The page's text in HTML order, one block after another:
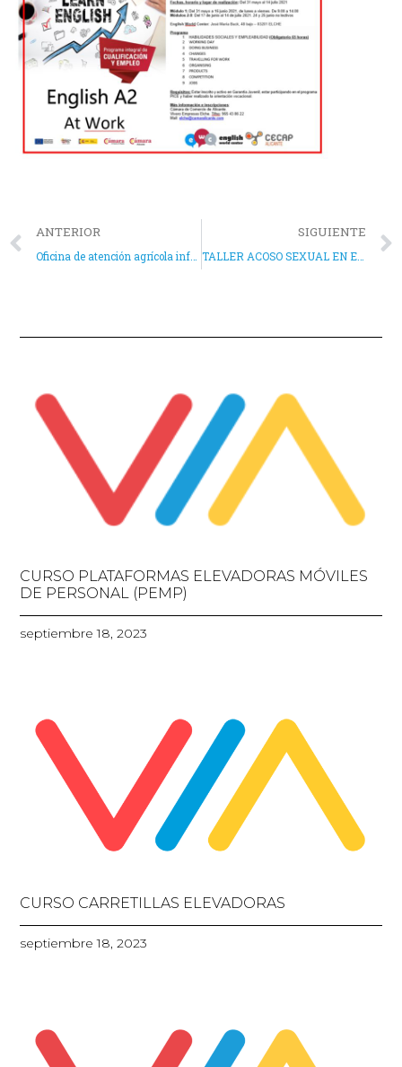
ANTERIOR SIGUIENTE
TALLER ACOSO SEXUAL EN EL ÁMBITO LABORAL
CURSO PLATAFORMAS ELEVADORAS MÓVILES
DE PERSONAL (PEMP)
septiembre 18, 2023
CURSO CARRETILLAS ELEVADORAS
septiembre 18, 2023